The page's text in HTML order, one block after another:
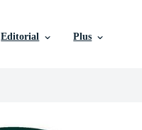
Editorial Plus